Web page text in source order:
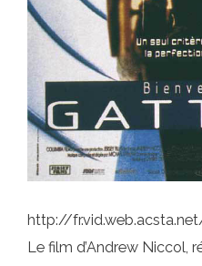
http://
Le film d’Andrew Niccol,